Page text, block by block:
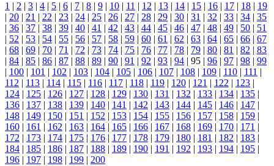
1 | 2 | 3 | 4 | 5 | 6 | 7 | 8 | 9 | 10 | 11 | 12 | 13 | 14 | 15 | 16 | 17 | 18 | 19
| 20 | 21 | 22 | 23 | 24 | 25 | 26 | 27 | 28 | 29 | 30 | 31 | 32 | 33 | 34 | 35
| 36 | 37 | 38 | 39 | 40 | 41 | 42 | 43 | 44 | 45 | 46 | 47 | 48 | 49 | 50 | 51
| 52 | 53 | 54 | 55 | 56 | 57 | 58 | 59 | 60 | 61 | 62 | 63 | 64 | 65 | 66 | 67
| 68 | 69 | 70 | 71 | 72 | 73 | 74 | 75 | 76 | 77 | 78 | 79 | 80 | 81 | 82 | 83
| 84 | 85 | 86 | 87 | 88 | 89 | 90 | 91 | 92 | 93 | 94 | 95 | 96 | 97 | 98 | 99
| 100 | 101 | 102 | 103 | 104 | 105 | 106 | 107 | 108 | 109 | 110 | 111 |
112 | 113 | 114 | 115 | 116 | 117 | 118 | 119 | 120 | 121 | 122 | 123 |
124 | 125 | 126 | 127 | 128 | 129 | 130 | 131 | 132 | 133 | 134 | 135 |
136 | 137 | 138 | 139 | 140 | 141 | 142 | 143 | 144 | 145 | 146 | 147 |
148 | 149 | 150 | 151 | 152 | 153 | 154 | 155 | 156 | 157 | 158 | 159 |
160 | 161 | 162 | 163 | 164 | 165 | 166 | 167 | 168 | 169 | 170 | 171 |
172 | 173 | 174 | 175 | 176 | 177 | 178 | 179 | 180 | 181 | 182 | 183 |
184 | 185 | 186 | 187 | 188 | 189 | 190 | 191 | 192 | 193 | 194 | 195 |
196 | 197 | 198 | 199 | 200